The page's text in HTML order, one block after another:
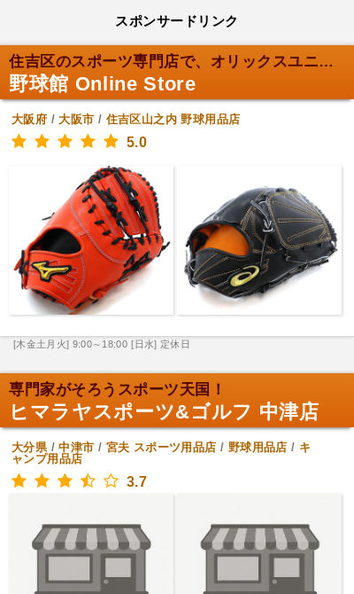
スポンサードリンク
住吉区のスポーツ専門店で、オリックスユニフォームを...
野球館 Online Store
大阪府 /大阪市 / 住吉区山之内 野球用品店
5.0
[木金土月火] 9:00～18:00 [日水] 定休日
専門家がそろうスポーツ天国！
ヒマラヤスポーツ&ゴルフ 中津店
大分県/中津市 / 宮夫 スポーツ用品店 / 野球用品店 / キ
ャンプ用品店
3.7